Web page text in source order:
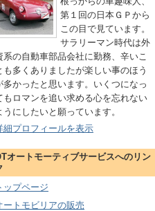
第１回の日本ＧＰから
この目で見ています。
サラリーマン時代は外
系の自動車部品会社に勤務、辛いこ
も多くありましたが楽しい事のほう
多かったと思います。いくつになっ
もロマンを追い求める心を忘れない
うにしたいと願っています。
細プロフィールを表示
オートモーティブサービスへのリン
ップページ
ートモビリアの販売